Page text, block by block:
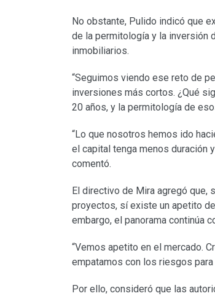
No obstante, Pulido indicó que
de la permitología y la inversión
inmobiliarios.
“Seguimos viendo ese reto de
inversiones más cortos. ¿Qué
20 años, y la permitología de
“Lo que nosotros hemos ido
el capital tenga menos duración
comentó.
El directivo de Mira agregó que,
proyectos, sí existe un apetito
embargo, el panorama continúa
“Vemos apetito en el mercado.
empatamos con los riesgos
Por ello, consideró que las